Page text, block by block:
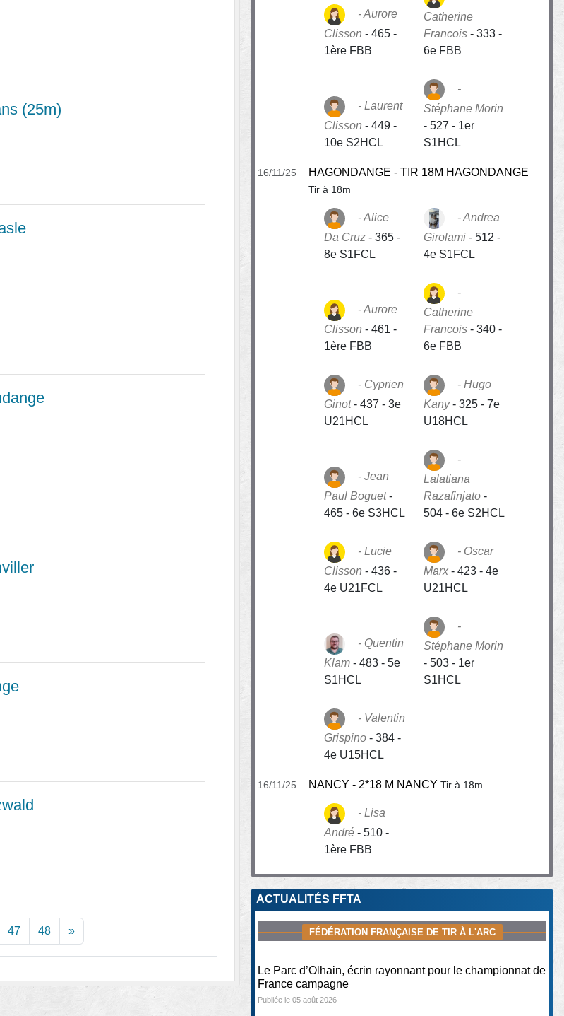
(25m)
47 48 »
Aurore
Clisson -465 -
1ère FBB
Catherine
Francois- 333 -
6e FBB
Laurent
Clisson -449 -
10e S2HCL
Stéphane Morin
- 527 - 1er
S1HCL
16/11/25 HAGONDANGE - TIR 18M HAGONDANGE
Tir à 18m
Alice
Da Cruz -365 -
8e S1FCL
Andrea
Girolami- 512 -
4e S1FCL
Aurore
Clisson -461 -
1ère FBB
Catherine
Francois- 340 -
6e FBB
Cyprien
Ginot-437 - 3e
U21HCL
Hugo
Kany- 325 - 7e
U18HCL
Jean
Paul Boguet-
465 - 6e S3HCL
Lalatiana
Razafinjato-
504 - 6e S2HCL
Lucie
Clisson -436 -
4e U21FCL
Oscar
Marx- 423 - 4e
U21HCL
Quentin
Klam -483 - 5e
S1HCL
Stéphane Morin
- 503 - 1er
S1HCL
Valentin
Grispino -384 -
4e U15HCL
16/11/25 NANCY - 2*18 M NANCY Tir à 18m
Lisa
André -510 -
1ère FBB
ACTUALITÉS FFTA
FÉDÉRATION FRANÇAISE DE TIR À L'ARC
Le Parc d’Olhain, écrin rayonnant pour le championnat de
France campagne
Publiée le 05 août 2026